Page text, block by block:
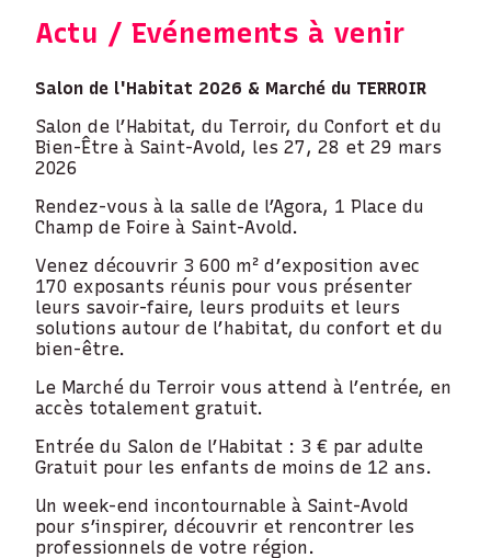
Actu / Evénements à venir
Salon de l'Habitat 2026 & Marché du TERROIR
Salon de l’Habitat, du Terroir, du Confort et du
Bien-Être à Saint-Avold, les 27, 28 et 29 mars
2026
Rendez-vous à la salle de l’Agora, 1 Place du
Champ de Foire à Saint-Avold.
Venez découvrir 3 600 m² d’exposition avec
170 exposants réunis pour vous présenter
leurs savoir-faire, leurs produits et leurs
solutions autour de l’habitat, du confort et du
bien-être.
Le Marché du Terroir vous attend à l’entrée, en
accès totalement gratuit.
Entrée du Salon de l’Habitat : 3 € par adulte
Gratuit pour les enfants de moins de 12 ans.
Un week-end incontournable à Saint-Avold
pour s’inspirer, découvrir et rencontrer les
professionnels de votre région.